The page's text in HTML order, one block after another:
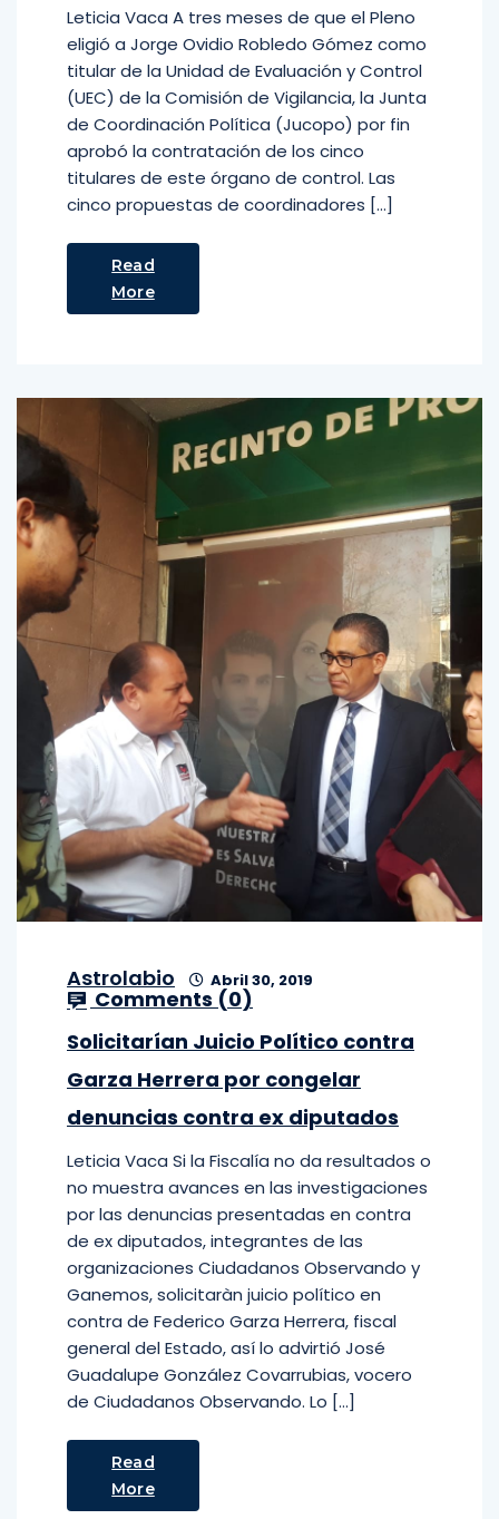
Leticia Vaca A tres meses de que el Pleno
eligió a Jorge Ovidio Robledo Gómez como
titular de la Unidad de Evaluación y Control
(UEC) de la Comisión de Vigilancia, la Junta
de Coordinación Política (Jucopo) por fin
aprobó la contratación de los cinco
titulares de este órgano de control. Las
cinco propuestas de coordinadores […]
Read
More
Astrolabio Abril 30, 2019
Comments (0)
Solicitarían Juicio Político contra
Garza Herrera por congelar
denuncias contra ex diputados
Leticia Vaca Si la Fiscalía no da resultados o
no muestra avances en las investigaciones
por las denuncias presentadas en contra
de ex diputados, integrantes de las
organizaciones Ciudadanos Observando y
Ganemos, solicitaràn juicio político en
contra de Federico Garza Herrera, fiscal
general del Estado, así lo advirtió José
Guadalupe González Covarrubias, vocero
de Ciudadanos Observando. Lo […]
Read
More